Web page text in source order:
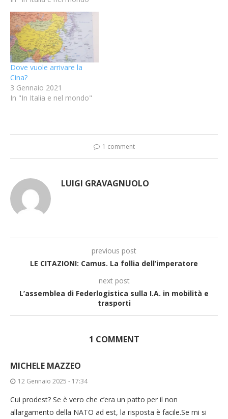
Dove vuole arrivare la
Cina?
3 Gennaio 2021
In "In Italia e nel mondo"
1 comment
LUIGI GRAVAGNUOLO
previous post
LE CITAZIONI: Camus. La follia dell’imperatore
next post
L’assemblea di Federlogistica sulla I.A. in mobilità e
trasporti
1 COMMENT
MICHELE MAZZEO
12 Gennaio 2025 - 17:34
Cui prodest? Se è vero che c’era un patto per il non
allargamento della NATO ad est, la risposta è facile.Se mi si